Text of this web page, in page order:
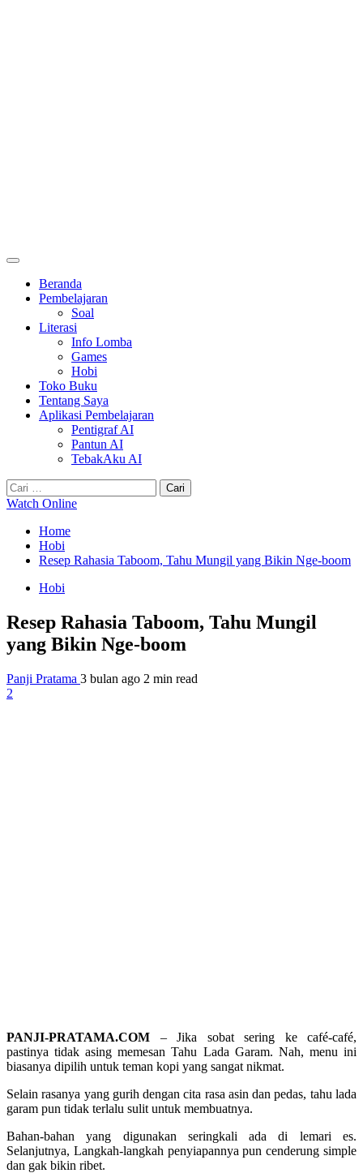
Primary
Beranda
Pembelajaran
Soal
Literasi
Info Lomba
Games
Hobi
Toko Buku
Tentang Saya
Aplikasi Pembelajaran
Pentigraf AI
Pantun AI
TebakAku AI
Cari
untuk:
Watch Online
Home
Hobi
Resep Rahasia Taboom, Tahu Mungil yang Bikin Nge-boom
Hobi
Resep Rahasia Taboom, Tahu Mungil
yang Bikin Nge-boom
Panji Pratama 3 bulan ago 2 min read
2
PANJI-PRATAMA.COM – Jika sobat sering ke café-café,
pastinya tidak asing memesan Tahu Lada Garam. Nah, menu ini
biasanya dipilih untuk teman kopi yang sangat nikmat.
Selain rasanya yang gurih dengan cita rasa asin dan pedas, tahu lada
garam pun tidak terlalu sulit untuk membuatnya.
Bahan-bahan yang digunakan seringkali ada di lemari es.
Selanjutnya, Langkah-langkah penyiapannya pun cenderung simple
dan gak bikin ribet.